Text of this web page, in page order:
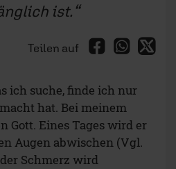
ist.
Teilen auf
ich suche, finde ich nur
hat. Bei meinem
Gott. Eines Tages wird er
Augen abwischen (Vgl.
Schmerz wird